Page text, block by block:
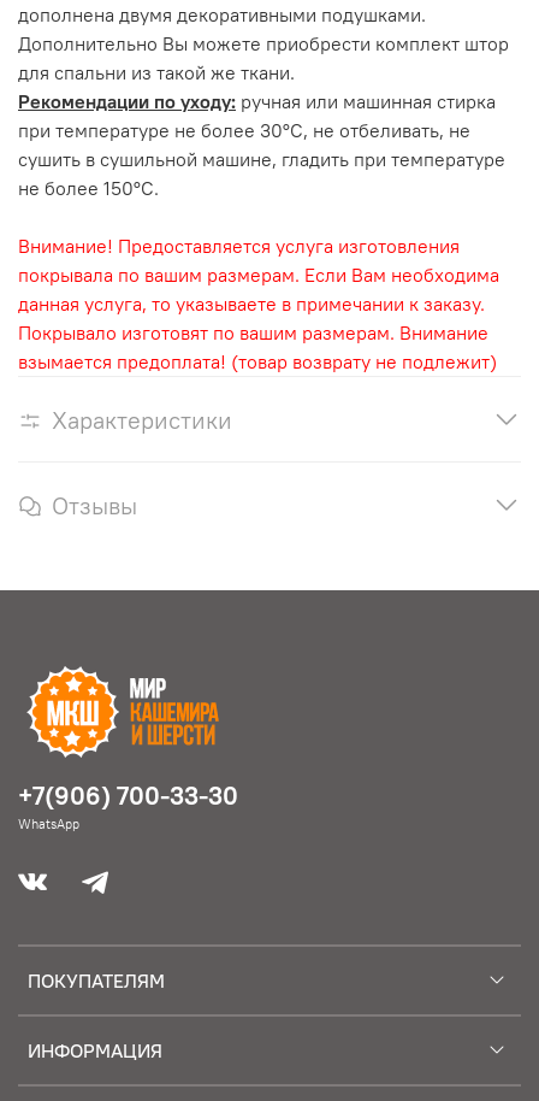
дополнена двумя декоративными подушками.
Дополнительно Вы можете приобрести комплект штор
для спальни из такой же ткани.
Рекомендации по уходу: ручная или машинная стирка
при температуре не более 30°С, не отбеливать, не
сушить в сушильной машине, гладить при температуре
не более 150°С.
Внимание! Предоставляется услуга изготовления
покрывала по вашим размерам. Если Вам необходима
данная услуга, то указываете в примечании к заказу.
Покрывало изготовят по вашим размерам. Внимание
взымается предоплата! (товар возврату не подлежит)
Характеристики
Отзывы
ПОКУПАТЕЛЯМ
ИНФОРМАЦИЯ
+7(906) 700-33-30
WhatsApp